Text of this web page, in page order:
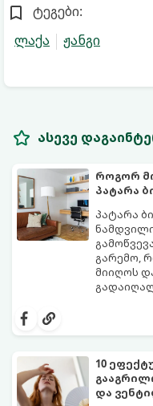
ტეგები:
ლაქა
ჟანგი
ასევე
როგორ
პატარა
პატარა
გარემო,
მიიღოს
10
და